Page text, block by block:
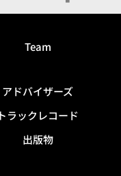
Team
アドバイザーズ
トラックレコード
出版物